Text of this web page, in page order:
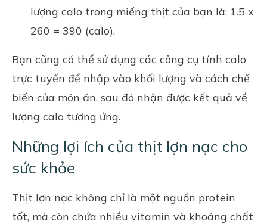
lượng calo trong miếng thịt của bạn là: 1.5 x
260 = 390 (calo).
Bạn cũng có thể sử dụng các công cụ tính calo
trực tuyến để nhập vào khối lượng và cách chế
biến của món ăn, sau đó nhận được kết quả về
lượng calo tương ứng.
Những lợi ích của thịt lợn nạc cho
sức khỏe
Thịt lợn nạc không chỉ là một nguồn protein
tốt, mà còn chứa nhiều vitamin và khoáng chất